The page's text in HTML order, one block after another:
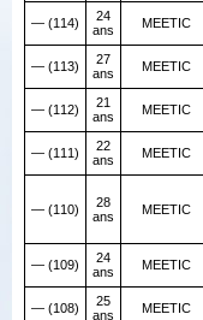
— (114)
24
ans
MEETIC
— (113)
27
ans
MEETIC
— (112)
21
ans
MEETIC
— (111)
22
ans
MEETIC
— (110)
28
ans
MEETIC
— (109)
24
ans
MEETIC
— (108)
25
ans
MEETIC